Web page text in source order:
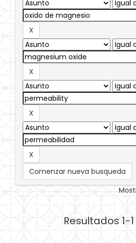
Comenzar nueva busqueda
Resultados 1-1